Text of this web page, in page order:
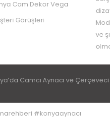
Cam Dekor Vega
Görüşleri
ve
Camcı Aynacı ve
#konyaaynacı